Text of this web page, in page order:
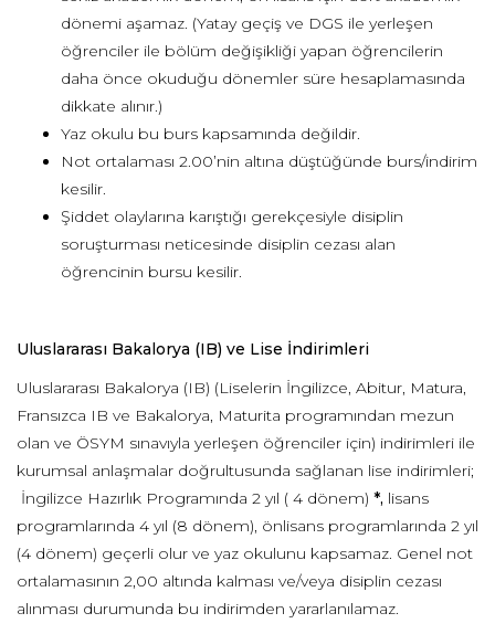
dönemi aşamaz. (Yatay geçiş ve DGS ile yerleşen
öğrenciler ile bölüm değişikliği yapan öğrencilerin
daha önce okuduğu dönemler süre hesaplamasında
dikkate alınır.)
Yaz okulu bu burs kapsamında değildir.
Not ortalaması 2.00’nin altına düştüğünde burs/indirim
kesilir.
Şiddet olaylarına karıştığı gerekçesiyle disiplin
soruşturması neticesinde disiplin cezası alan
öğrencinin bursu kesilir.
Uluslararası Bakalorya (IB) ve Lise İndirimleri
Uluslararası Bakalorya (IB) (Liselerin İngilizce, Abitur, Matura,
Fransızca IB ve Bakalorya, Maturita programından mezun
olan ve ÖSYM sınavıyla yerleşen öğrenciler için) indirimleri ile
kurumsal anlaşmalar doğrultusunda sağlanan lise indirimleri;
İngilizce Hazırlık Programında 2 yıl ( 4 dönem) *, lisans
programlarında 4 yıl (8 dönem), önlisans programlarında 2 yıl
(4 dönem) geçerli olur ve yaz okulunu kapsamaz. Genel not
ortalamasının 2,00 altında kalması ve/veya disiplin cezası
alınması durumunda bu indirimden yararlanılamaz.